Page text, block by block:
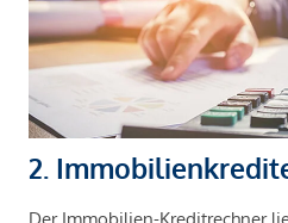
2.
Der Immobilien-Kreditrechner